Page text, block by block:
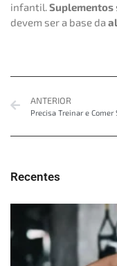
infantil.Suplementos
devem ser a base da
ANTERIOR
Recentes